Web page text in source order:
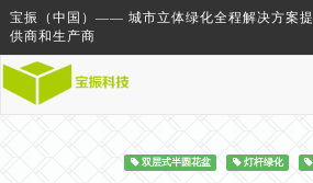
宝振（中国）—— 城市立体绿化全程解决方案提
供商和生产商
双层式半圆花盆 灯杆绿化